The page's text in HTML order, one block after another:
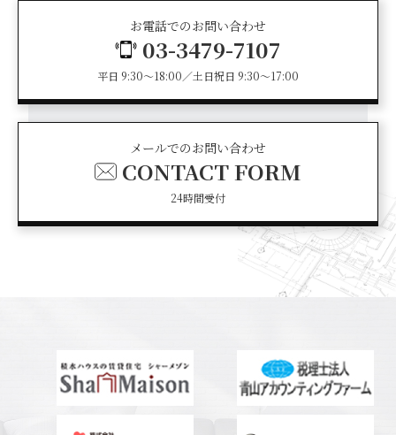
お電話でのお問い合わせ
03-3479-7107
平日 9:30～18:00／土日祝日 9:30～17:00
メールでのお問い合わせ
CONTACT FORM
24時間受付